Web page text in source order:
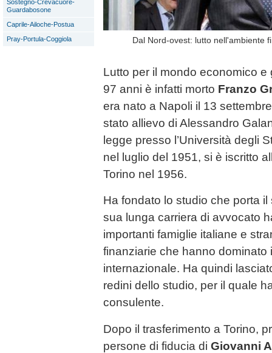
Sostegno-Crevacuore-
Guardabosone
Caprile-Ailoche-Postua
Pray-Portula-Coggiola
Dal Nord-ovest: lutto nell'ambiente
Lutto per il mondo economico e
97 anni è infatti morto Franzo
era nato a Napoli il 13
stato allievo di Alessandro
legge presso l’Università degli
nel luglio del 1951, si è iscritto
Torino nel 1956.
Ha fondato lo studio che porta
sua lunga carriera di avvocato
importanti famiglie italiane e
finanziarie che hanno dominato
internazionale. Ha quindi
redini dello studio, per il quale
consulente.
Dopo il trasferimento a Torino,
persone di fiducia di Giovanni